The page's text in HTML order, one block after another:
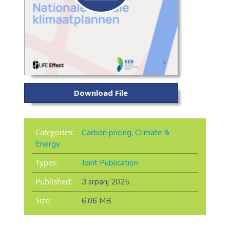
Download File
Categories: Carbon pricing, Climate &
Energy
Types:
Joint Publication
Published:
3 srpanj 2025
Size:
6.06 MB